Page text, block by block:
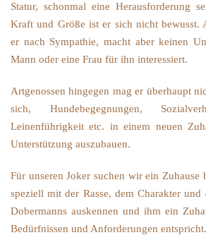
Statur, schonmal eine Herausforderung
Kraft und Größe ist er sich nicht bewusst.
er nach Sympathie, macht aber keinen
Mann oder eine Frau für ihn interessiert.
Artgenossen hingegen mag er überhaupt
sich, Hundebegegnungen,
Leinenführigkeit etc. in einem neuen
Unterstützung auszubauen.
Für unseren Joker suchen wir ein Zuhause
speziell mit der Rasse, dem Charakter und
Dobermanns auskennen und ihm ein
Bedürfnissen und Anforderungen entspricht.